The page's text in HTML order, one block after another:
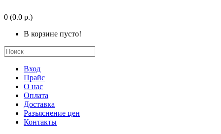
0 (0.0 р.)
В корзине пусто!
Вход
Прайс
О нас
Оплата
Доставка
Разъяснение цен
Контакты